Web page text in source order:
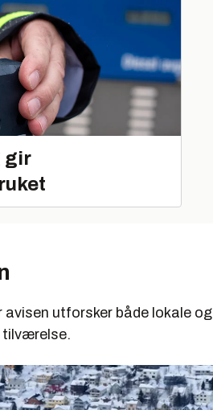
gir
avisen utforsker både lokale og
tilværelse.